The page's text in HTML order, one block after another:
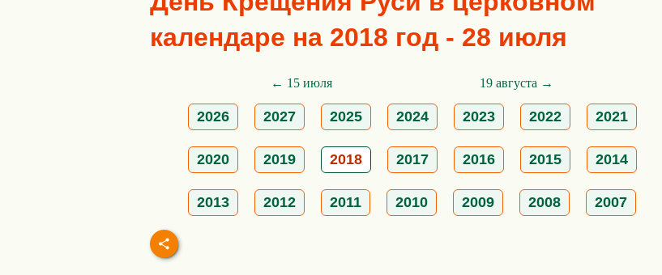
календаре на 2018 год - 28 июля
← 15 июля 19 августа →
2026 2027 2025 2024 2023 2022 2021
2020 2019 2018 2017 2016 2015 2014
2013 2012 2011 2010 2009 2008 2007